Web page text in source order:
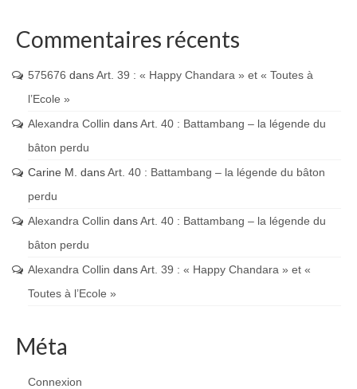
Commentaires récents
575676 dansArt. 39 : « Happy Chandara » et « Toutes à
l’Ecole »
Alexandra Collin dansArt. 40 : Battambang – la légende du
bâton perdu
Carine M. dansArt. 40 : Battambang – la légende du bâton
perdu
Alexandra Collin dansArt. 40 : Battambang – la légende du
bâton perdu
Alexandra Collin dansArt. 39 : « Happy Chandara » et «
Toutes à l’Ecole »
Méta
Connexion